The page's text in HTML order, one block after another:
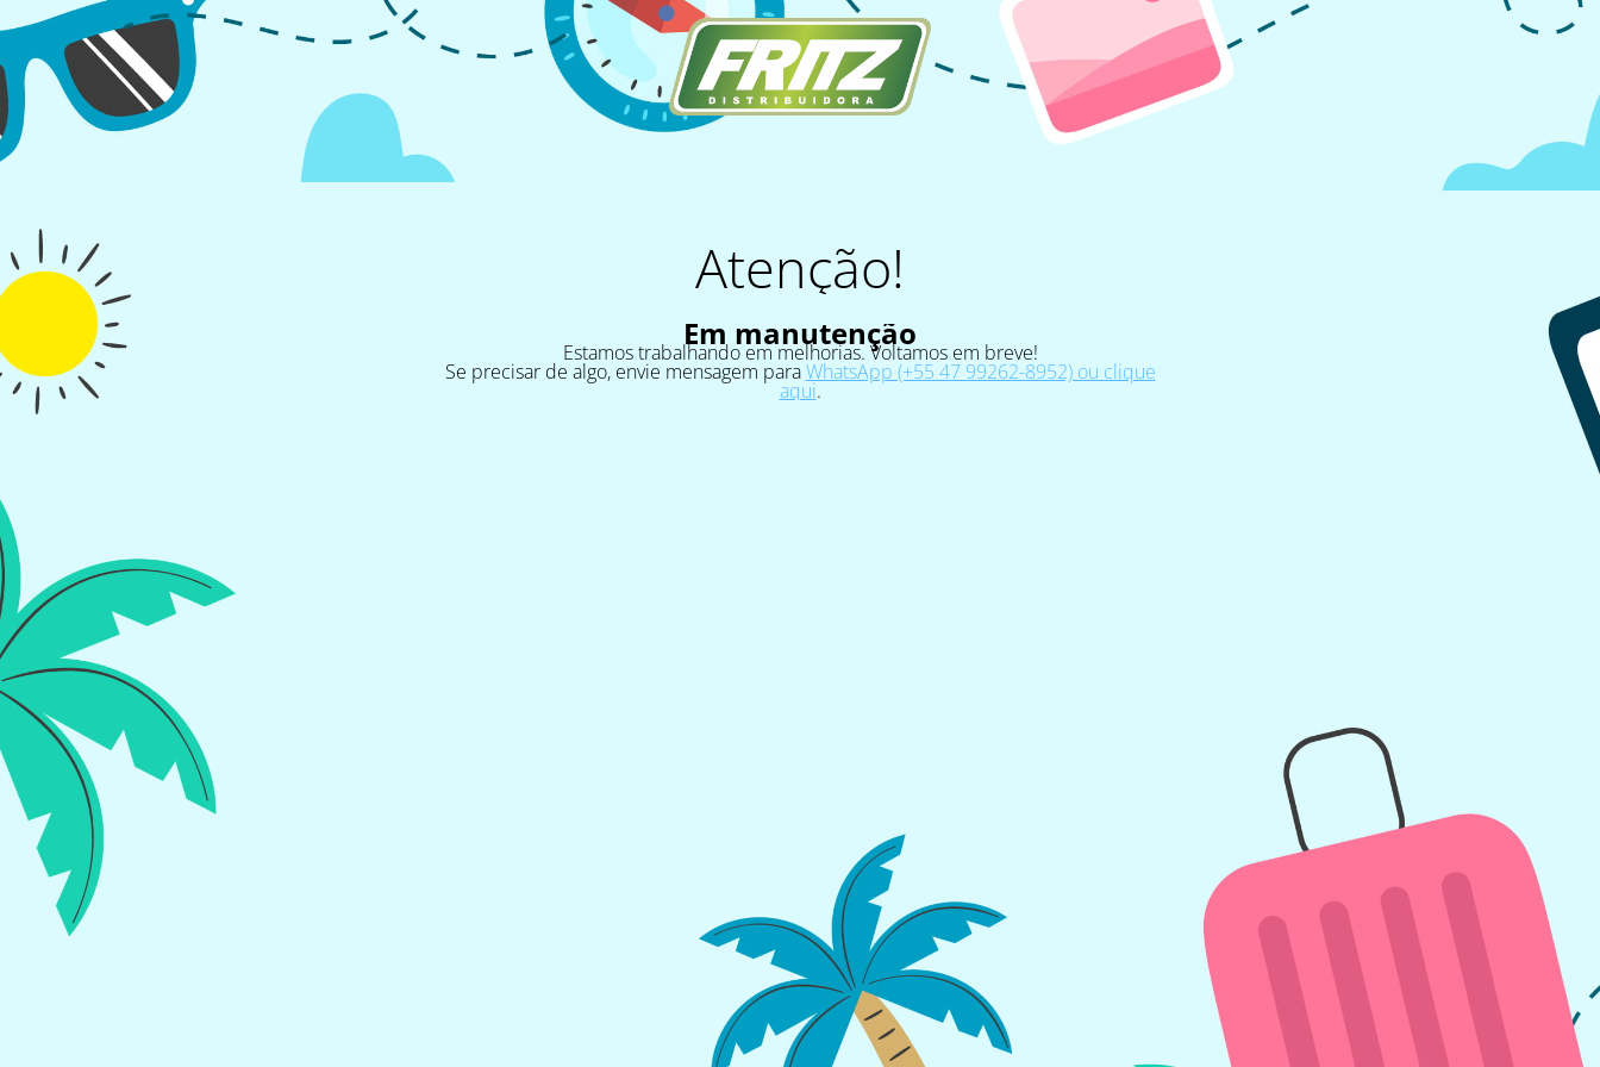
Atenção!
Em manutenção
Estamos trabalhando em melhorias. Voltamos em breve!
Se precisar de algo, envie mensagem paraWhatsApp (+55 47 99262-8952) ou clique
aqui.